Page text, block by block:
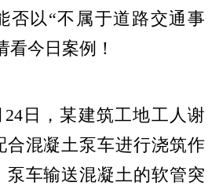
否以“不属于道路交通事
看今日案例！
24日，某建筑工地工人谢
合混凝土泵车进行浇筑作
泵车输送混凝土的软管突